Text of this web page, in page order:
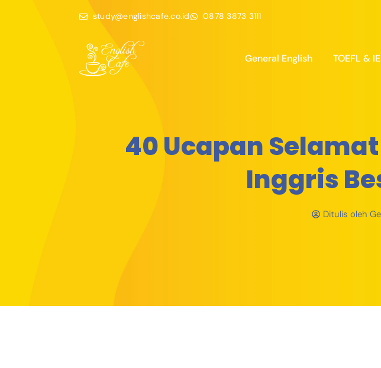
study@englishcafe.co.id 0878 3873 3111
General English TOEFL &
40 Ucapan
Inggris
Ditulis oleh